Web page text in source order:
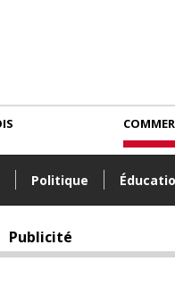
Politique
Publicité